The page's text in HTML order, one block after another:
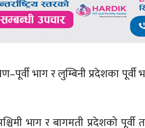
भाग र लुम्बिनी प्रदेशका पूर्वी
भाग र बागमती प्रदेशको पूर्वी